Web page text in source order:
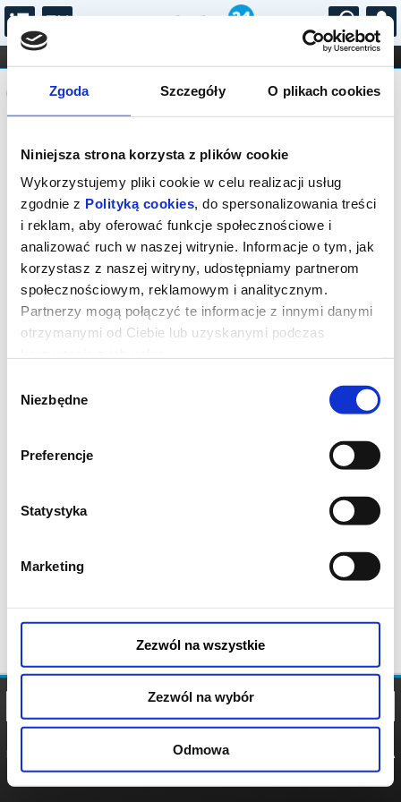
Zgoda Szczegóły O plikach cookies
Niniejsza strona korzysta z plików cookie
Wykorzystujemy pliki cookie w celu realizacji usług
zgodnie z Polityką cookies, do spersonalizowania treści
i reklam, aby oferować funkcje społecznościowe i
analizować ruch w naszej witrynie. Informacje o tym, jak
korzystasz z naszej witryny, udostępniamy partnerom
społecznościowym, reklamowym i analitycznym.
Partnerzy mogą połączyć te informacje z innymi danymi
otrzymanymi od Ciebie lub uzyskanymi podczas
zgody
Niezbędne
Preferencje
Statystyka
Marketing
Zezwól na wszystkie
Zezwól na wybór
Odmowa
...
FILHARMONIA OPERA I BALET
STAND-UP
DLA DZIECI
Komunikat
Sprzedaż biletów on-line na wydarzenie
została zakończona.
POLITYKA
POLITYKA